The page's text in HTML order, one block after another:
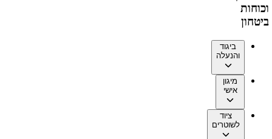
וכוחות
ביטחון
ביגוד
והנעלה
מיגון
אישי
ציוד
לשוטרים